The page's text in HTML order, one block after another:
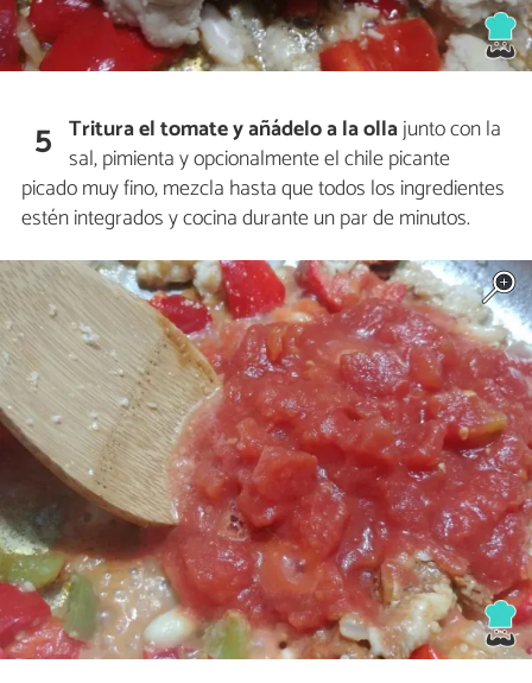
5 Tritura el tomate y añádelo a la ollajunto con la
sal, pimienta y opcionalmente el chile picante
picado muy fino, mezcla hasta que todos los ingredientes
estén integrados y cocina durante un par de minutos.